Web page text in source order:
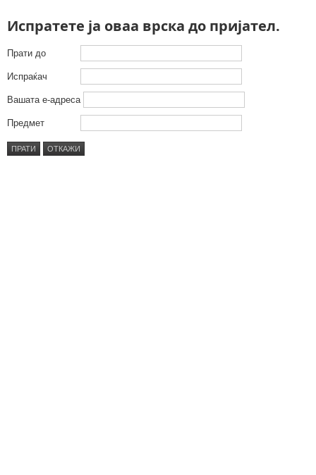
Испратете ја оваа врска до пријател.
Прати до
Испраќач
Вашата е-адреса
Предмет
ПРАТИ ОТКАЖИ